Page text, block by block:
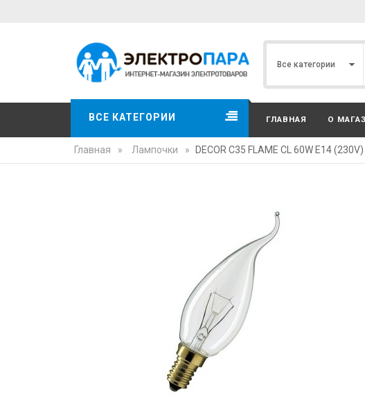
ВСЕ КАТЕГОРИИ ГЛАВНАЯ О
Главная » Лампочки » DECOR С35 FLAME CL 60W E14